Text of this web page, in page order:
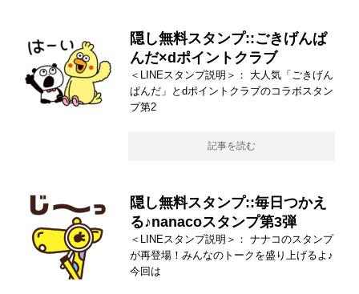
隠し無料スタンプ::ごきげんぱ
んだ×dポイントクラブ
＜LINEスタンプ説明＞： 大人気「ごきげん
ぱんだ」とdポイントクラブのコラボスタン
プ第2
記事を読む
隠し無料スタンプ::毎日つかえ
る♪nanacoスタンプ第3弾
＜LINEスタンプ説明＞： ナナコのスタンプ
が再登場！みんなのトークを盛り上げるよ♪
今回は